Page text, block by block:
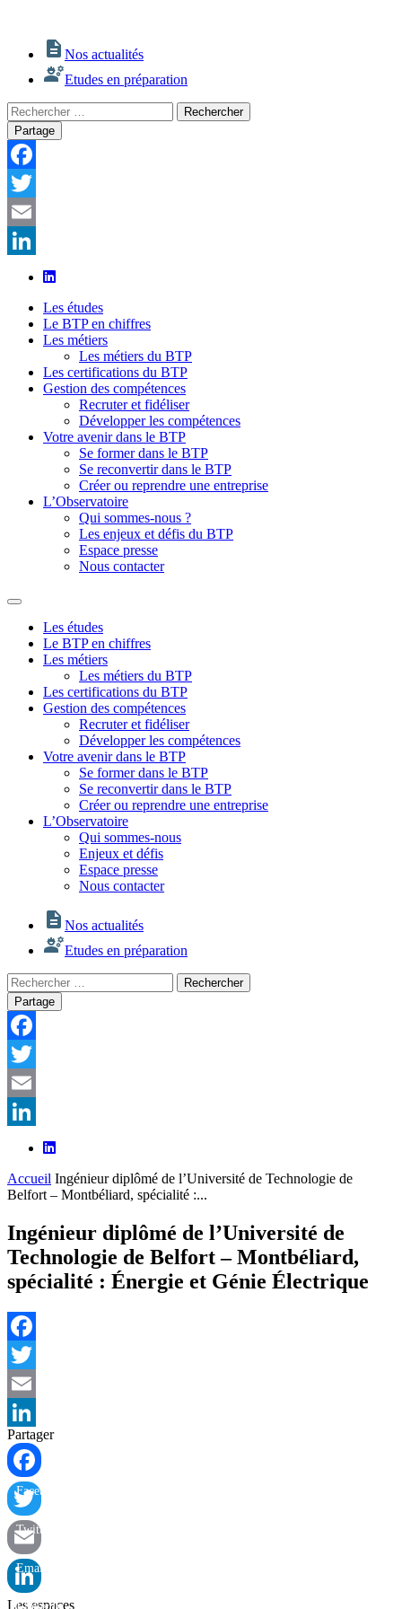
Nos actualités
Etudes en préparation
Rechercher
:
Rechercher
Partage
Facebook
Twitter
Email
LinkedIn
Les études
Le BTP en chiffres
Les métiers
Les métiers du BTP
Les certifications du BTP
Gestion des compétences
Recruter et fidéliser
Développer les compétences
Votre avenir dans le BTP
Se former dans le BTP
Se reconvertir dans le BTP
Créer ou reprendre une entreprise
L’Observatoire
Qui sommes-nous ?
Les enjeux et défis du BTP
Espace presse
Nous contacter
Les études
Le BTP en chiffres
Les métiers
Les métiers du BTP
Les certifications du BTP
Gestion des compétences
Recruter et fidéliser
Développer les compétences
Votre avenir dans le BTP
Se former dans le BTP
Se reconvertir dans le BTP
Créer ou reprendre une entreprise
L’Observatoire
Qui sommes-nous
Enjeux et défis
Espace presse
Nous contacter
Nos actualités
Etudes en préparation
Rechercher
:
Rechercher
Partage
Facebook
Twitter
Email
LinkedIn
Accueil Ingénieur diplômé de l’Université de Technologie de
Belfort – Montbéliard, spécialité :...
Ingénieur diplômé de l’Université de
Technologie de Belfort – Montbéliard,
spécialité : Énergie et Génie Électrique
Facebook
Twitter
Email
LinkedIn
Partager
Facebook
Twitter
Email
Les espaces